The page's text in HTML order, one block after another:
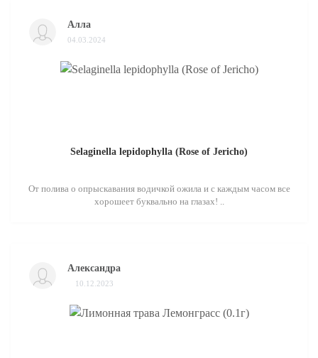
Алла
04.03.2024
Selaginella lepidophylla (Rose of Jericho)
От полива о опрыскавания водичкой ожила и с каждым часом все
хорошеет буквально на глазах! ..
Александра
10.12.2023